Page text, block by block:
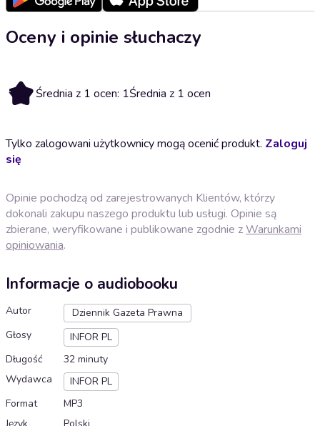
Oceny i opinie słuchaczy
1 Średnia z 1 ocen: 1Średnia z 1 ocen
Tylko zalogowani użytkownicy mogą ocenić produkt. Zaloguj
się
Opinie pochodzą od zarejestrowanych Klientów, którzy
dokonali zakupu naszego produktu lub usługi. Opinie są
zbierane, weryfikowane i publikowane zgodnie zWarunkami
opiniowania.
Informacje o audiobooku
Autor
Dziennik Gazeta Prawna
Głosy
INFOR PL
Długość
32 minuty
Wydawca
INFOR PL
Format
MP3